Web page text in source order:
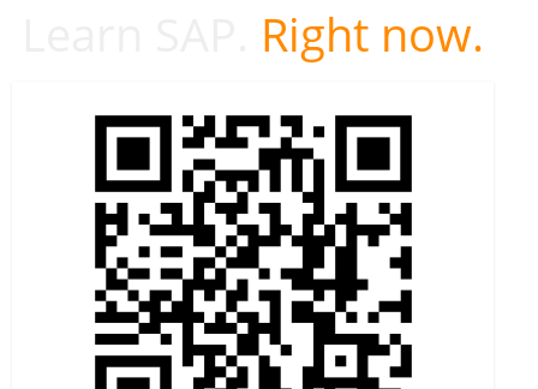
Right now.